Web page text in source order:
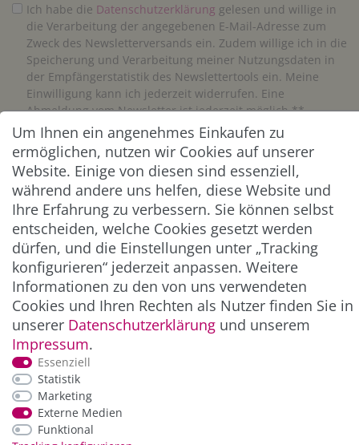
Ich habe die Daten­schutz­erklärung gelesen und willige in
die Verarbeitung der angegebenen E-Mail-Adresse zum
Zweck des Newsletterversands ein. Zudem willige ich in die
Speicherung und Verarbeitung meiner Nutzungsdaten in
der Empfängerstatistik des Newslettertools ein. Meine
Einwilligung kann ich jederzeit widerrufen. Eine
Abmeldung vom Newsletter ist jederzeit möglich.**
Abonnieren
** Hierbei handelt es sich um ein Pflichtfeld.
ZAHLUNG & VERSAND
*Alle Preise inkl. der gesetzl. MwSt. zzgl.
und Versandkosten
Um Ihnen ein angenehmes Einkaufen zu
ermöglichen, nutzen wir Cookies auf unserer
Website. Einige von diesen sind essenziell,
während andere uns helfen, diese Website und
Ihre Erfahrung zu verbessern. Sie können selbst
entscheiden, welche Cookies gesetzt werden
dürfen, und die Einstellungen unter „Tracking
konfigurieren“ jederzeit anpassen. Weitere
Informationen zu den von uns verwendeten
Cookies und Ihren Rechten als Nutzer finden Sie in
unserer Daten­schutz­erklärung und unserem
Impressum.
Essenziell
Statistik
Marketing
Externe Medien
Funktional